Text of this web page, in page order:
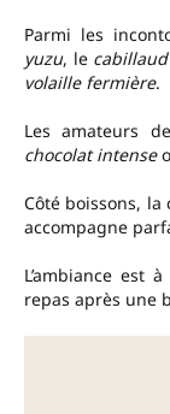
Parmi les
yuzu, le
volaille fermière.
Les amateurs
chocolat intense
Côté boissons,
accompagne
L’ambiance est
repas après une